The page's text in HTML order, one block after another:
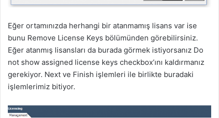
Eğer ortamınızda herhangi bir atanmamış lisans var ise
bunu Remove License Keys bölümünden görebilirsiniz.
Eğer atanmış lisansları da burada görmek istiyorsanız Do
not show assigned license keys checkbox’ını kaldırmanız
gerekiyor. Next ve Finish işlemleri ile birlikte buradaki
işlemlerimiz bitiyor.